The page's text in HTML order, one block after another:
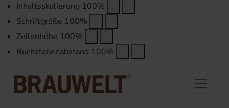
Inhaltsskalierung 100%
Schriftgröße 100%
Zeilenhöhe 100%
Buchstabenabstand 100%